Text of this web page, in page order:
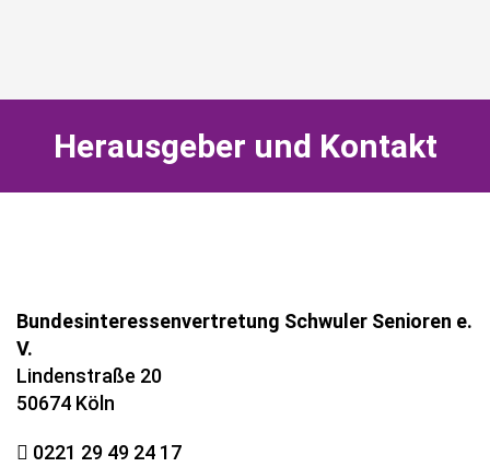
Herausgeber und Kontakt
Bundesinteressenvertretung Schwuler Senioren e.
V.
Lindenstraße 20
50674 Köln
0221 29 49 24 17